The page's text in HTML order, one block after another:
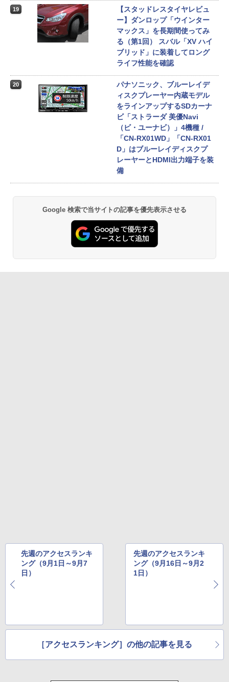
19
【スタッドレスタイヤレビュ
ー】ダンロップ「ウインター
マックス」を長期間使ってみ
る（第1回） スバル「XV ハイ
ブリッド」に装着してロング
ライフ性能を確認
20
パナソニック、ブルーレイデ
ィスクプレーヤー内蔵モデル
をラインアップするSDカーナ
ビ「ストラーダ 美優Navi
（ビ・ユーナビ）」4機種 /
「CN-RX01WD」「CN-RX01
D」はブルーレイディスクプ
レーヤーとHDMI出力端子を装
備
Google 検索で当サイトの記事を優先表示させる
先週のアクセスランキ
ング（9月1日～9月7
日）
先週のアクセスランキ
ング（9月16日～9月2
1日）
［アクセスランキング］の他の記事を見る